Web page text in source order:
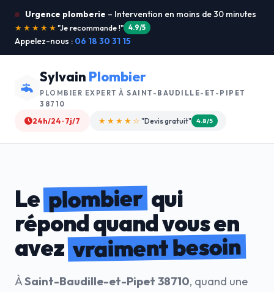
Urgence plomberie – Intervention en moins de 30 minutes
★★★★★"Service ultra rapide !" 5.0/5
Appelez-nous : 06 18 30 31 15
Sylvain Plombier
PLOMBIER EXPERT ÀSAINT-BAUDILLE-ET-PIPET
38710
24h/24 · 7j/7 ★★★★☆ "Devis gratuit" 4.8/5
Leplombierqui
répond quand vous en
avezvraiment besoin
ÀSaint-Baudille-et-Pipet 38710, quand une